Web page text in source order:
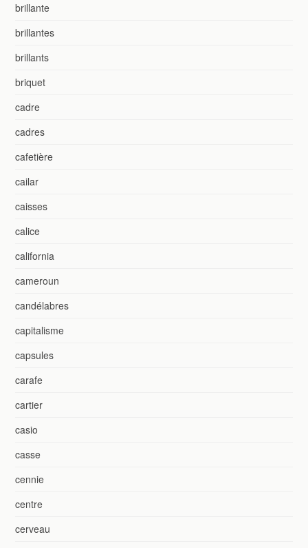
brillante
brillantes
brillants
briquet
cadre
cadres
cafetière
cailar
caisses
calice
california
cameroun
candélabres
capitalisme
capsules
carafe
cartier
casio
casse
cennie
centre
cerveau